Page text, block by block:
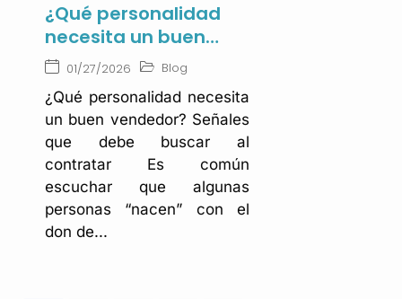
¿Qué personalidad
necesita un buen
vendedor? Señales
contratar
01/27/2026 Blog
¿Qué personalidad necesita
un buen vendedor? Señales
que debe buscar al
contratar Es común
escuchar que algunas
personas “nacen” con el
don de...